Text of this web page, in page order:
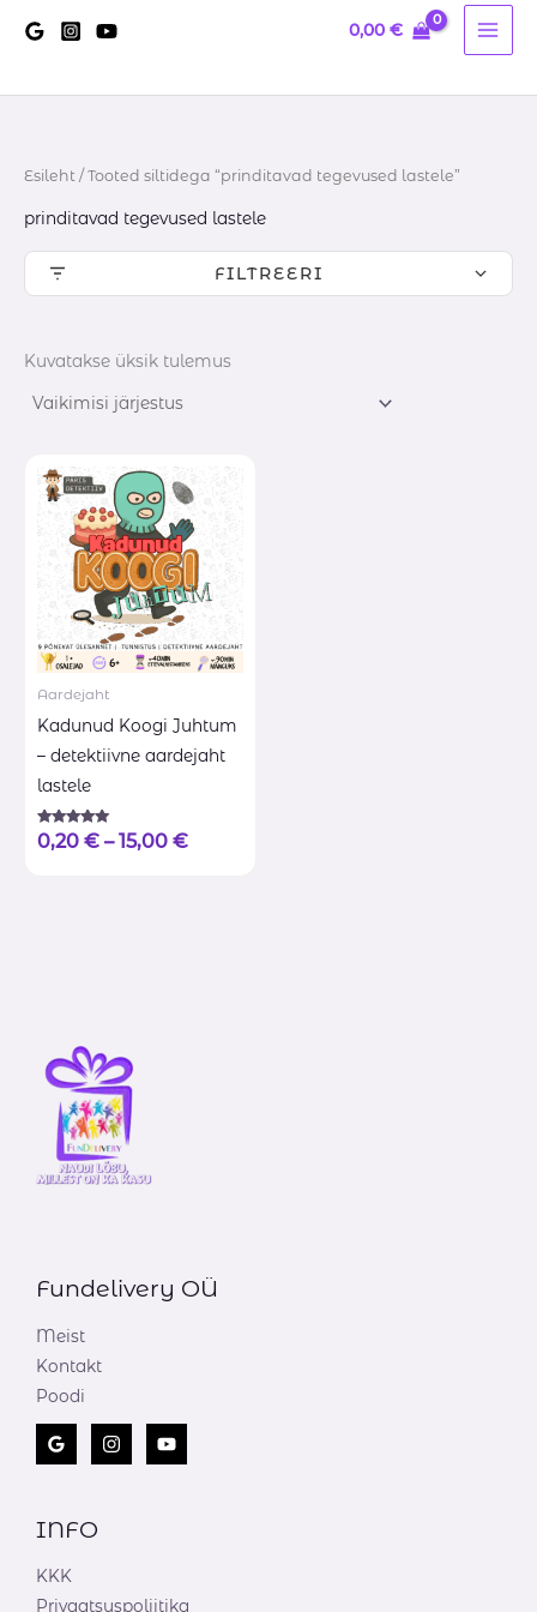
0,00€
Esileht / Tooted siltidega “prinditavad tegevused lastele”
prinditavad tegevused lastele
FILTREERI
Kuvatakse üksik tulemus
Aardejaht
Kadunud Koogi Juhtum
– detektiivne aardejaht
lastele
Hinnanguga
5.00
0,20 € – 15,00 €
Hinnavahemik:
0,20 €
kuni
15,00 €
Fundelivery OÜ
Meist
Kontakt
Poodi
INFO
KKK
Privaatsuspoliitika